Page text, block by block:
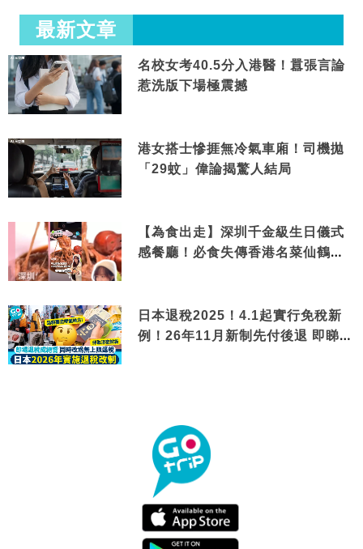
最新文章
名校女考40.5分入港醫！囂張言論
惹洗版下場極震撼
港女搭士慘捱無冷氣車廂！司機拋
「29蚊」偉論揭驚人結局
【為食出走】深圳千金級生日儀式
感餐廳！必食失傳香港名菜仙鶴神
日本退稅2025！4.1起實行免稅新
例！26年11月新制先付後退 即睇步